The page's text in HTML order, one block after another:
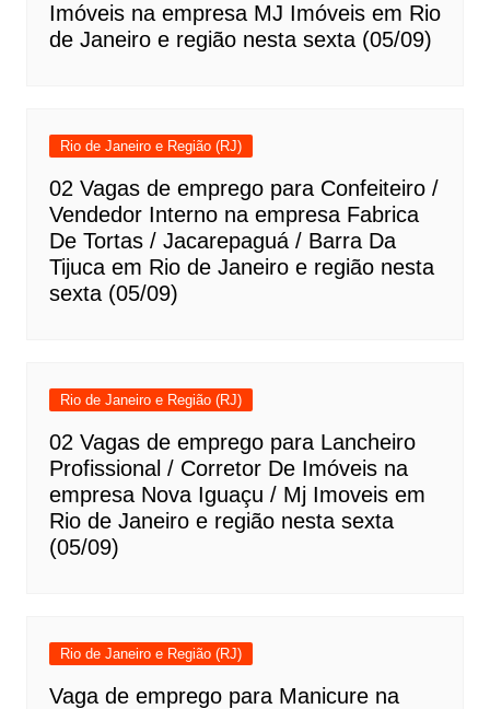
Imóveis na empresa MJ Imóveis em Rio
de Janeiro e região nesta sexta (05/09)
Rio de Janeiro e Região (RJ)
02 Vagas de emprego para Confeiteiro /
Vendedor Interno na empresa Fabrica
De Tortas / Jacarepaguá / Barra Da
Tijuca em Rio de Janeiro e região nesta
sexta (05/09)
Rio de Janeiro e Região (RJ)
02 Vagas de emprego para Lancheiro
Profissional / Corretor De Imóveis na
empresa Nova Iguaçu / Mj Imoveis em
Rio de Janeiro e região nesta sexta
(05/09)
Rio de Janeiro e Região (RJ)
Vaga de emprego para Manicure na